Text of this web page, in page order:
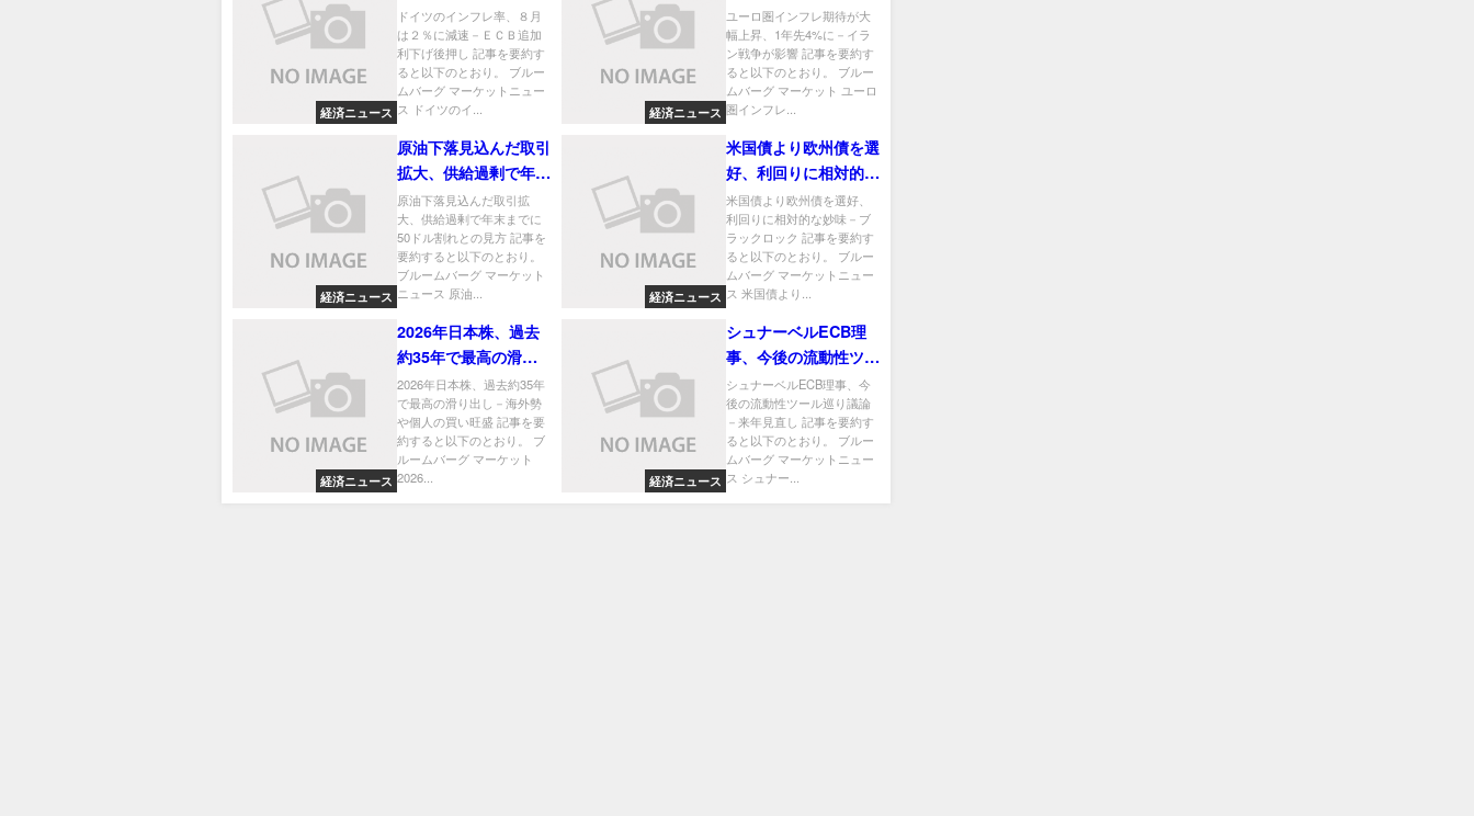
経済ニュース
ＣＢ追加利下げ後押し
ドイツのインフレ率、８月
は２％に減速－ＥＣＢ追加
利下げ後押し 記事を要約す
ると以下のとおり。 ブルー
ムバーグ マーケットニュー
ス ドイツのイ...
経済ニュース
4%に－イラン戦争が
影響
ユーロ圏インフレ期待が大
幅上昇、1年先4%に－イラ
ン戦争が影響 記事を要約す
ると以下のとおり。 ブルー
ムバーグ マーケット ユーロ
圏インフレ...
経済ニュース
原油下落見込んだ取引
拡大、供給過剰で年末
までに50ドル割れと
の見方
原油下落見込んだ取引拡
大、供給過剰で年末までに
50ドル割れとの見方 記事を
要約すると以下のとおり。
ブルームバーグ マーケット
ニュース 原油...
経済ニュース
米国債より欧州債を選
好、利回りに相対的な
妙味－ブラックロック
米国債より欧州債を選好、
利回りに相対的な妙味－ブ
ラックロック 記事を要約す
ると以下のとおり。 ブルー
ムバーグ マーケットニュー
ス 米国債より...
経済ニュース
2026年日本株、過去
約35年で最高の滑り
出し－海外勢や個人の
買い旺盛
2026年日本株、過去約35年
で最高の滑り出し－海外勢
や個人の買い旺盛 記事を要
約すると以下のとおり。 ブ
ルームバーグ マーケット
2026...
経済ニュース
シュナーベルECB理
事、今後の流動性ツー
ル巡り議論－来年見直
し
シュナーベルECB理事、今
後の流動性ツール巡り議論
－来年見直し 記事を要約す
ると以下のとおり。 ブルー
ムバーグ マーケットニュー
ス シュナー...